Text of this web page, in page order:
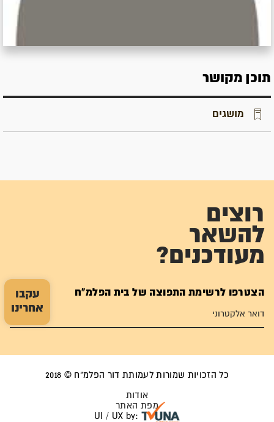
עקבו
אחרינו
תוכן מקושר
מושגים
רוצים
להשאר
מעודכנים?
הצטרפו לרשימת התפוצה של בית הפלמ"ח
כל הזכויות שמורות לעמותת דור הפלמ"ח © 2018
אודות
מפת האתר
UI / UX by: